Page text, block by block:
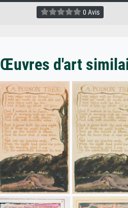
0 Avis
Œuvres d'art